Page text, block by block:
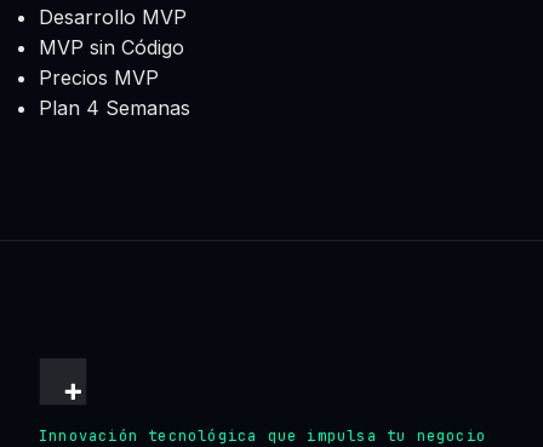
Desarrollo MVP
MVP sin Código
Precios MVP
Plan 4 Semanas
Innovación tecnológica que impulsa tu negocio